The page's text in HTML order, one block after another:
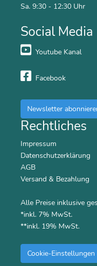
Sa. 9:30 - 12:30 Uhr
Social Media
Youtube Kanal
Facebook
Newsletter
Rechtliches
Impressum
Datenschutzerklärung
AGB
Versand & Bezahlung
Alle Preise inklusive
*inkl. 7% MwSt.
**inkl. 19% MwSt.
Cookie-Einstellungen